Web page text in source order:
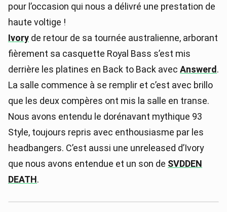
pour l’occasion qui nous a délivré une prestation de
haute voltige !
Ivory de retour de sa tournée australienne, arborant
fièrement sa casquette Royal Bass s’est mis
derrière les platines en Back to Back avec Answerd.
La salle commence à se remplir et c’est avec brillo
que les deux compères ont mis la salle en transe.
Nous avons entendu le dorénavant mythique 93
Style, toujours repris avec enthousiasme par les
headbangers. C’est aussi une unreleased d’Ivory
que nous avons entendue et un son de SVDDEN
DEATH.